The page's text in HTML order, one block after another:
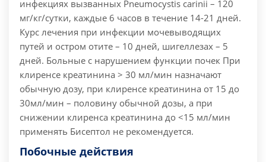
инфекциях вызванных Pneumocystis carinii – 120
мг/кг/сутки, каждые 6 часов в течение 14-21 дней.
Курс лечения при инфекции мочевыводящих
путей и остром отите – 10 дней, шигеллезах – 5
дней. Больные с нарушением функции почек При
клиренсе креатинина > 30 мл/мин назначают
обычную дозу, при клиренсе креатинина от 15 до
30мл/мин – половину обычной дозы, а при
снижении клиренса креатинина до <15 мл/мин
применять Бисептол не рекомендуется.
Побочные действия